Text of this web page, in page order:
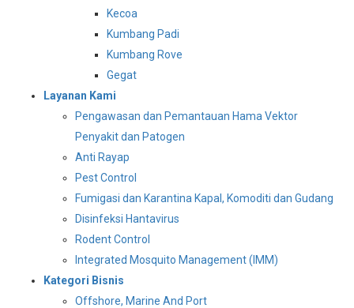
Kecoa
Kumbang Padi
Kumbang Rove
Gegat
Layanan Kami
Pengawasan dan Pemantauan Hama Vektor
Penyakit dan Patogen
Anti Rayap
Pest Control
Fumigasi dan Karantina Kapal, Komoditi dan Gudang
Disinfeksi Hantavirus
Rodent Control
Integrated Mosquito Management (IMM)
Kategori Bisnis
Offshore, Marine And Port